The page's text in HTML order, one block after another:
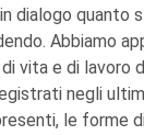
dialogo quanto
Abbiamo
vita e di lavoro
negli
le forme